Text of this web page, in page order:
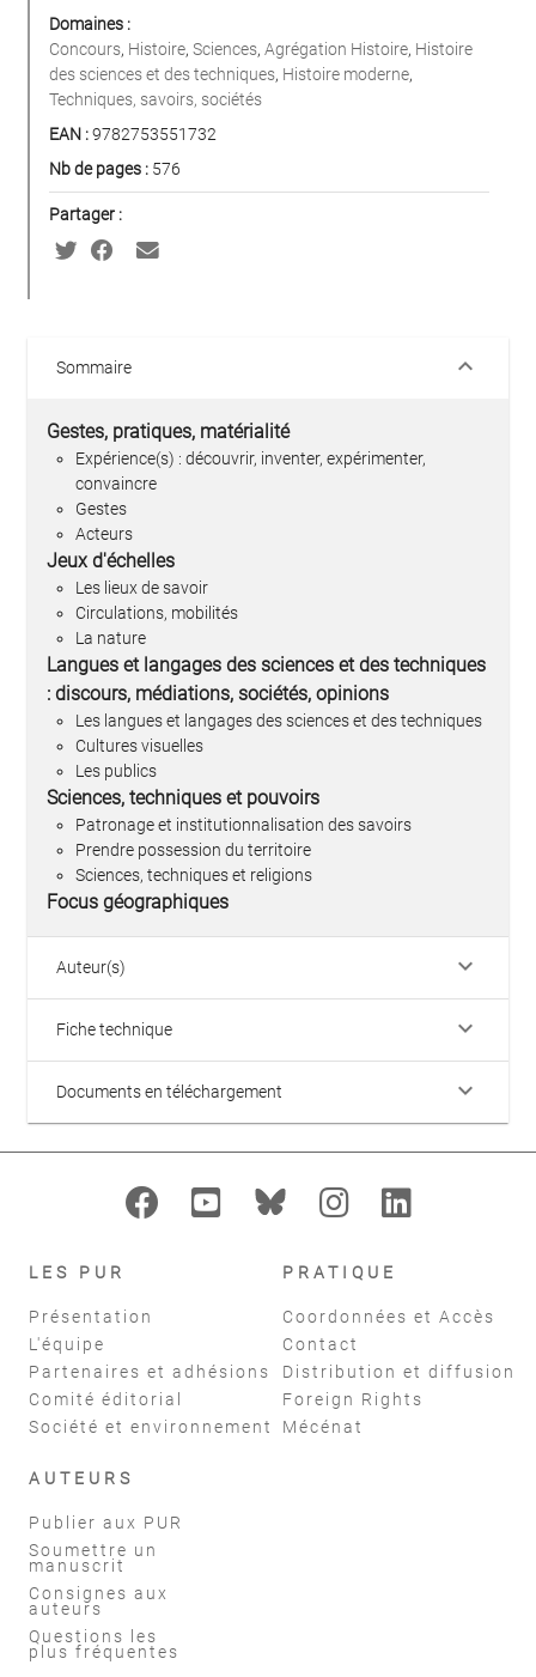
Domaines :
Concours, Histoire, Sciences, Agrégation Histoire, Histoire
des sciences et des techniques, Histoire moderne,
Techniques, savoirs, sociétés
EAN :9782753551732
Nb de pages : 576
Partager :
Sommaire keyboard_arrow_down
Gestes, pratiques, matérialité
Expérience(s) : découvrir, inventer, expérimenter,
convaincre
Gestes
Acteurs
Jeux d'échelles
Les lieux de savoir
Circulations, mobilités
La nature
Langues et langages des sciences et des techniques
: discours, médiations, sociétés, opinions
Les langues et langages des sciences et des techniques
Cultures visuelles
Les publics
Sciences, techniques et pouvoirs
Patronage et institutionnalisation des savoirs
Prendre possession du territoire
Sciences, techniques et religions
Focus géographiques
Auteur(s) keyboard_arrow_down
Fiche technique keyboard_arrow_down
Documents en téléchargement keyboard_arrow_down
LES PUR
Présentation
L'équipe
Partenaires et adhésions
Comité éditorial
Société et environnement
PRATIQUE
Coordonnées et Accès
Contact
Distribution et diffusion
Foreign Rights
Mécénat
AUTEURS
Publier aux PUR
Soumettre un
manuscrit
Consignes aux
auteurs
Questions les
plus fréquentes